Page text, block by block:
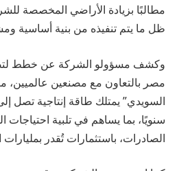
مطالبًا بزيادة الأراضي المخصصة
ظل ما يتم تنفيذه من بنية أساسية
وكشف مسؤولو الشركة عن خطط
مصر بالتعاون مع مصنعين عالميين،
سنويًا، بما يساهم في تلبية احتياجات
الصادرات، باستثمارات تُقدر بمليارات